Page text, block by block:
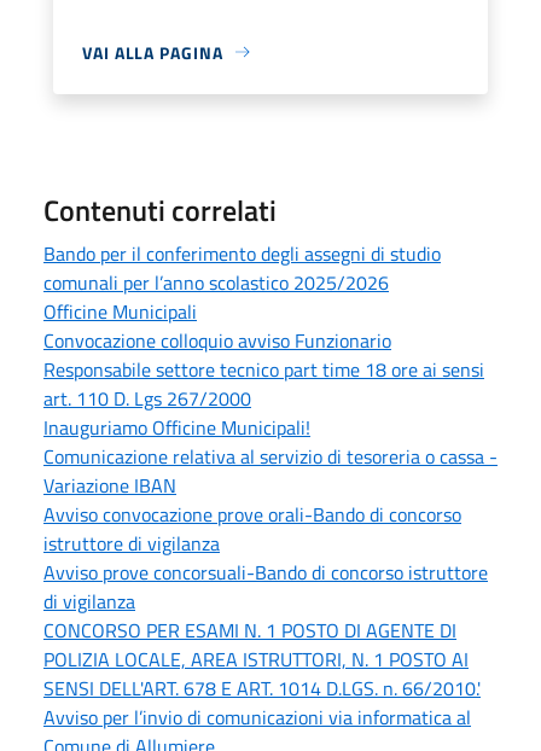
VAI ALLA PAGINA
Contenuti correlati
Bando per il conferimento degli assegni di studio
comunali per l’anno scolastico 2025/2026
Officine Municipali
Convocazione colloquio avviso Funzionario
Responsabile settore tecnico part time 18 ore ai sensi
art. 110 D. Lgs 267/2000
Inauguriamo Officine Municipali!
Comunicazione relativa al servizio di tesoreria o cassa -
Variazione IBAN
Avviso convocazione prove orali-Bando di concorso
istruttore di vigilanza
Avviso prove concorsuali-Bando di concorso istruttore
di vigilanza
CONCORSO PER ESAMI N. 1 POSTO DI AGENTE DI
POLIZIA LOCALE, AREA ISTRUTTORI, N. 1 POSTO AI
SENSI DELL'ART. 678 E ART. 1014 D.LGS. n. 66/2010.'
Avviso per l’invio di comunicazioni via informatica al